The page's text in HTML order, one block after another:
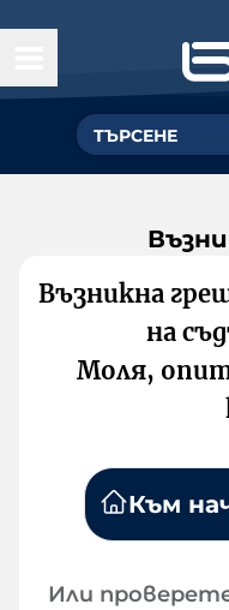
Възникна
на
Моля,
Към
Или